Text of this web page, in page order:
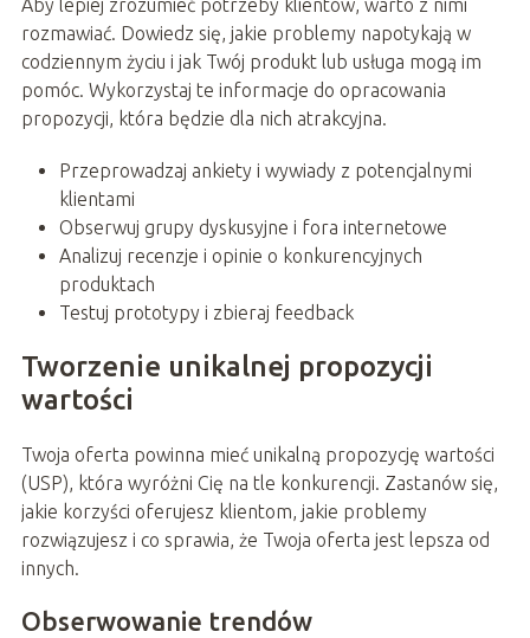
Aby lepiej zrozumieć potrzeby klientów, warto z nimi
rozmawiać. Dowiedz się, jakie problemy napotykają w
codziennym życiu i jak Twój produkt lub usługa mogą im
pomóc. Wykorzystaj te informacje do opracowania
propozycji, która będzie dla nich atrakcyjna.
Przeprowadzaj ankiety i wywiady z potencjalnymi
klientami
Obserwuj grupy dyskusyjne i fora internetowe
Analizuj recenzje i opinie o konkurencyjnych
produktach
Testuj prototypy i zbieraj feedback
Tworzenie unikalnej propozycji
wartości
Twoja oferta powinna mieć unikalną propozycję wartości
(USP), która wyróżni Cię na tle konkurencji. Zastanów się,
jakie korzyści oferujesz klientom, jakie problemy
rozwiązujesz i co sprawia, że Twoja oferta jest lepsza od
innych.
Obserwowanie trendów